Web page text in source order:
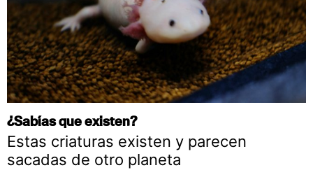
¿Sabías que existen?
Estas criaturas existen y parecen
sacadas de otro planeta